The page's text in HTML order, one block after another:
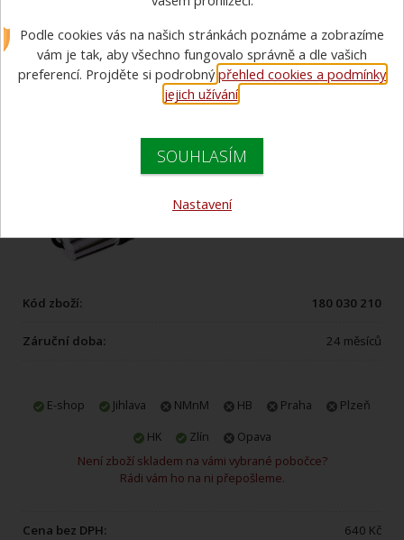
Kód zboží: 180 030 210
Záruční doba: 24 měsíců
E-shop Jihlava NMnM HB Praha
Plzeň
HK
Zlín
Opava
Není zboží skladem na vámi vybrané pobočce?
Rádi vám ho na ni přepošleme.
Cena bez DPH: 640 Kč
Podle cookies vás na našich stránkách poznáme a zobrazíme
vám je tak, aby všechno fungovalo správně a dle vašich
preferencí. Projděte si podrobnýpřehled cookies a podmínky
jejich užívání.
SOUHLASÍM
Nastavení